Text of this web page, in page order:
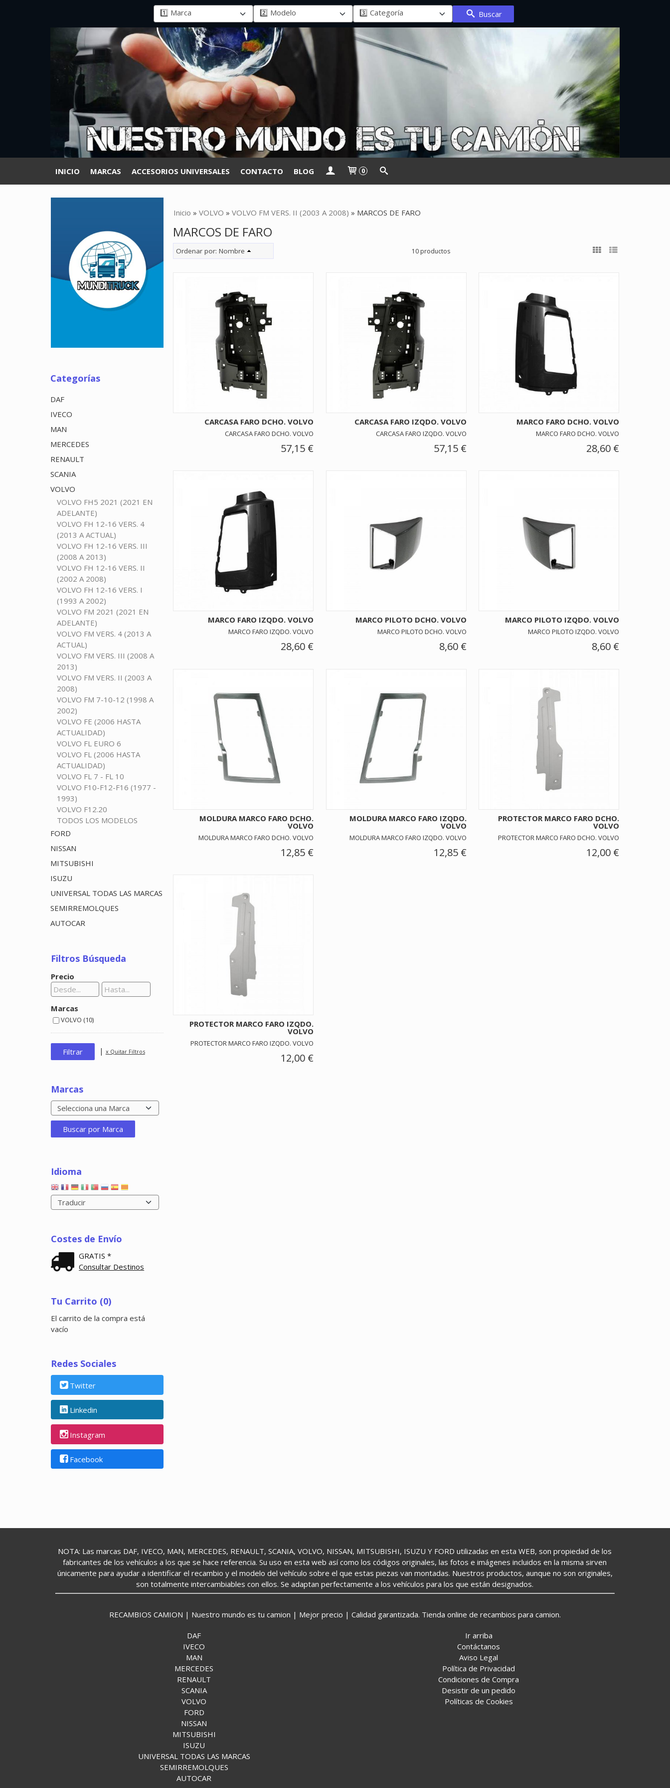
Buscar
INICIO MARCAS ACCESORIOS UNIVERSALES CONTACTO BLOG 0
Categorías
DAF
IVECO
MAN
MERCEDES
RENAULT
SCANIA
VOLVO
VOLVO FH5 2021 (2021 EN
ADELANTE)
VOLVO FH 12-16 VERS. 4
(2013 A ACTUAL)
VOLVO FH 12-16 VERS. III
(2008 A 2013)
VOLVO FH 12-16 VERS. II
(2002 A 2008)
VOLVO FH 12-16 VERS. I
(1993 A 2002)
VOLVO FM 2021 (2021 EN
ADELANTE)
VOLVO FM VERS. 4 (2013 A
ACTUAL)
VOLVO FM VERS. III (2008 A
2013)
VOLVO FM VERS. II (2003 A
2008)
VOLVO FM 7-10-12 (1998 A
2002)
VOLVO FE (2006 HASTA
ACTUALIDAD)
VOLVO FL EURO 6
VOLVO FL (2006 HASTA
ACTUALIDAD)
VOLVO FL 7 - FL 10
VOLVO F10-F12-F16 (1977 -
1993)
VOLVO F12.20
TODOS LOS MODELOS
FORD
NISSAN
MITSUBISHI
ISUZU
UNIVERSAL TODAS LAS MARCAS
SEMIRREMOLQUES
AUTOCAR
Filtros Búsqueda
Precio
Marcas
VOLVO (10)
| x Quitar Filtros
Marcas
Idioma
Costes de Envío
GRATIS *
Consultar Destinos
Tu Carrito (0)
El carrito de la compra está
vacío
Redes Sociales
Twitter
Linkedin
Instagram
Facebook
Inicio » VOLVO » VOLVO FM VERS. II (2003 A 2008) » MARCOS DE FARO
MARCOS DE FARO
Ordenar por: Nombre 10 productos
CARCASA FARO DCHO. VOLVO
CARCASA FARO DCHO. VOLVO
57,15 €
CARCASA FARO IZQDO. VOLVO
CARCASA FARO IZQDO. VOLVO
57,15 €
MARCO FARO DCHO. VOLVO
MARCO FARO DCHO. VOLVO
28,60 €
MARCO FARO IZQDO. VOLVO
MARCO FARO IZQDO. VOLVO
28,60 €
MARCO PILOTO DCHO. VOLVO
MARCO PILOTO DCHO. VOLVO
8,60 €
MARCO PILOTO IZQDO. VOLVO
MARCO PILOTO IZQDO. VOLVO
8,60 €
MOLDURA MARCO FARO DCHO.
VOLVO
MOLDURA MARCO FARO DCHO. VOLVO
12,85 €
MOLDURA MARCO FARO IZQDO.
VOLVO
MOLDURA MARCO FARO IZQDO. VOLVO
12,85 €
PROTECTOR MARCO FARO DCHO.
VOLVO
PROTECTOR MARCO FARO DCHO. VOLVO
12,00 €
PROTECTOR MARCO FARO IZQDO.
VOLVO
PROTECTOR MARCO FARO IZQDO. VOLVO
12,00 €
NOTA: Las marcas DAF, IVECO, MAN, MERCEDES, RENAULT, SCANIA, VOLVO, NISSAN, MITSUBISHI, ISUZU Y FORD utilizadas en esta WEB, son propiedad de los
fabricantes de los vehículos a los que se hace referencia. Su uso en esta web así como los códigos originales, las fotos e imágenes incluidos en la misma sirven
únicamente para ayudar a identificar el recambio y el modelo del vehículo sobre el que estas piezas van montadas. Nuestros productos, aunque no son originales,
son totalmente intercambiables con ellos. Se adaptan perfectamente a los vehículos para los que están designados.
RECAMBIOS CAMION | Nuestro mundo es tu camion | Mejor precio | Calidad garantizada. Tienda online de recambios para camion.
DAF
IVECO
MAN
MERCEDES
RENAULT
SCANIA
VOLVO
FORD
NISSAN
MITSUBISHI
ISUZU
UNIVERSAL TODAS LAS MARCAS
SEMIRREMOLQUES
AUTOCAR
Ir arriba
Contáctanos
Aviso Legal
Política de Privacidad
Condiciones de Compra
Desistir de un pedido
Políticas de Cookies